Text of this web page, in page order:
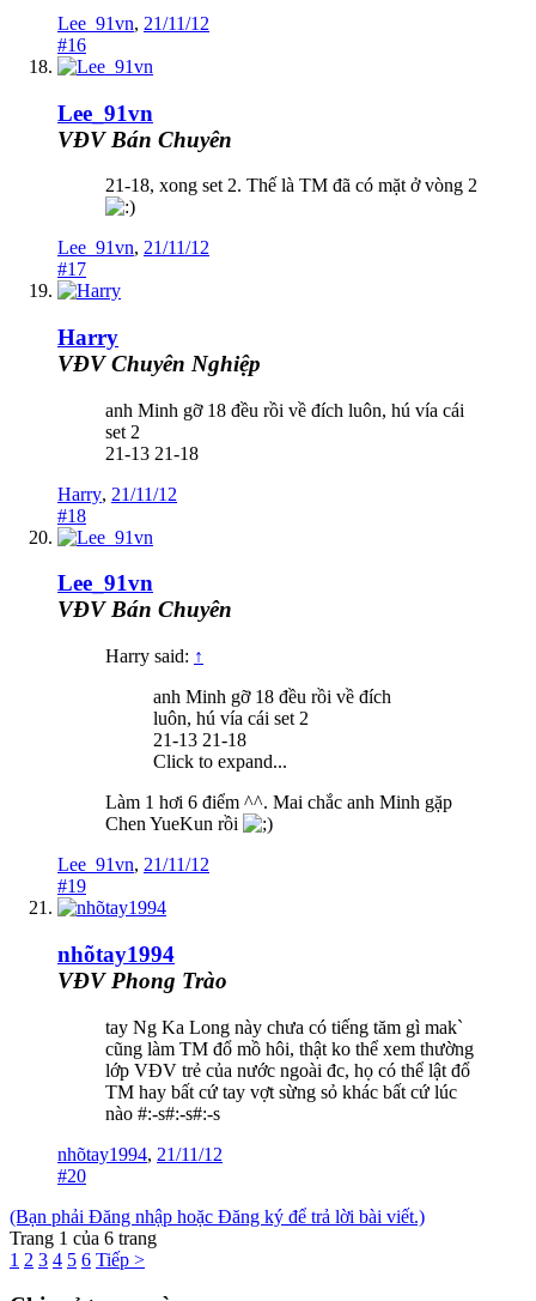
Lee_91vn, 21/11/12
#16
Lee_91vn
VĐV Bán Chuyên
21-18, xong set 2. Thế là TM đã có mặt ở vòng 2
Lee_91vn, 21/11/12
#17
Harry
VĐV Chuyên Nghiệp
anh Minh gỡ 18 đều rồi về đích luôn, hú vía cái
set 2
21-13 21-18
Harry, 21/11/12
#18
Lee_91vn
VĐV Bán Chuyên
Harry said: ↑
anh Minh gỡ 18 đều rồi về đích
luôn, hú vía cái set 2
21-13 21-18
Click to expand...
Làm 1 hơi 6 điểm ^^. Mai chắc anh Minh gặp
Chen YueKun rồi
Lee_91vn, 21/11/12
#19
nhõtay1994
VĐV Phong Trào
tay Ng Ka Long này chưa có tiếng tăm gì mak`
cũng làm TM đổ mồ hôi, thật ko thể xem thường
lớp VĐV trẻ của nước ngoài đc, họ có thể lật đổ
TM hay bất cứ tay vợt sừng sỏ khác bất cứ lúc
nào #:-s#:-s#:-s
nhõtay1994, 21/11/12
#20
(Bạn phải Đăng nhập hoặc Đăng ký để trả lời bài viết.)
Trang 1 của 6 trang
1 2 3 4 5 6 Tiếp >